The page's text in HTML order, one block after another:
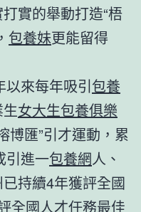
實的舉動打造“梧
包養妹更能留得
以來每年吸引包養
女大生包養俱樂
博匯”引才運動，累
引進一包養網人、
持續4年獲評全國
全國人才任務最佳